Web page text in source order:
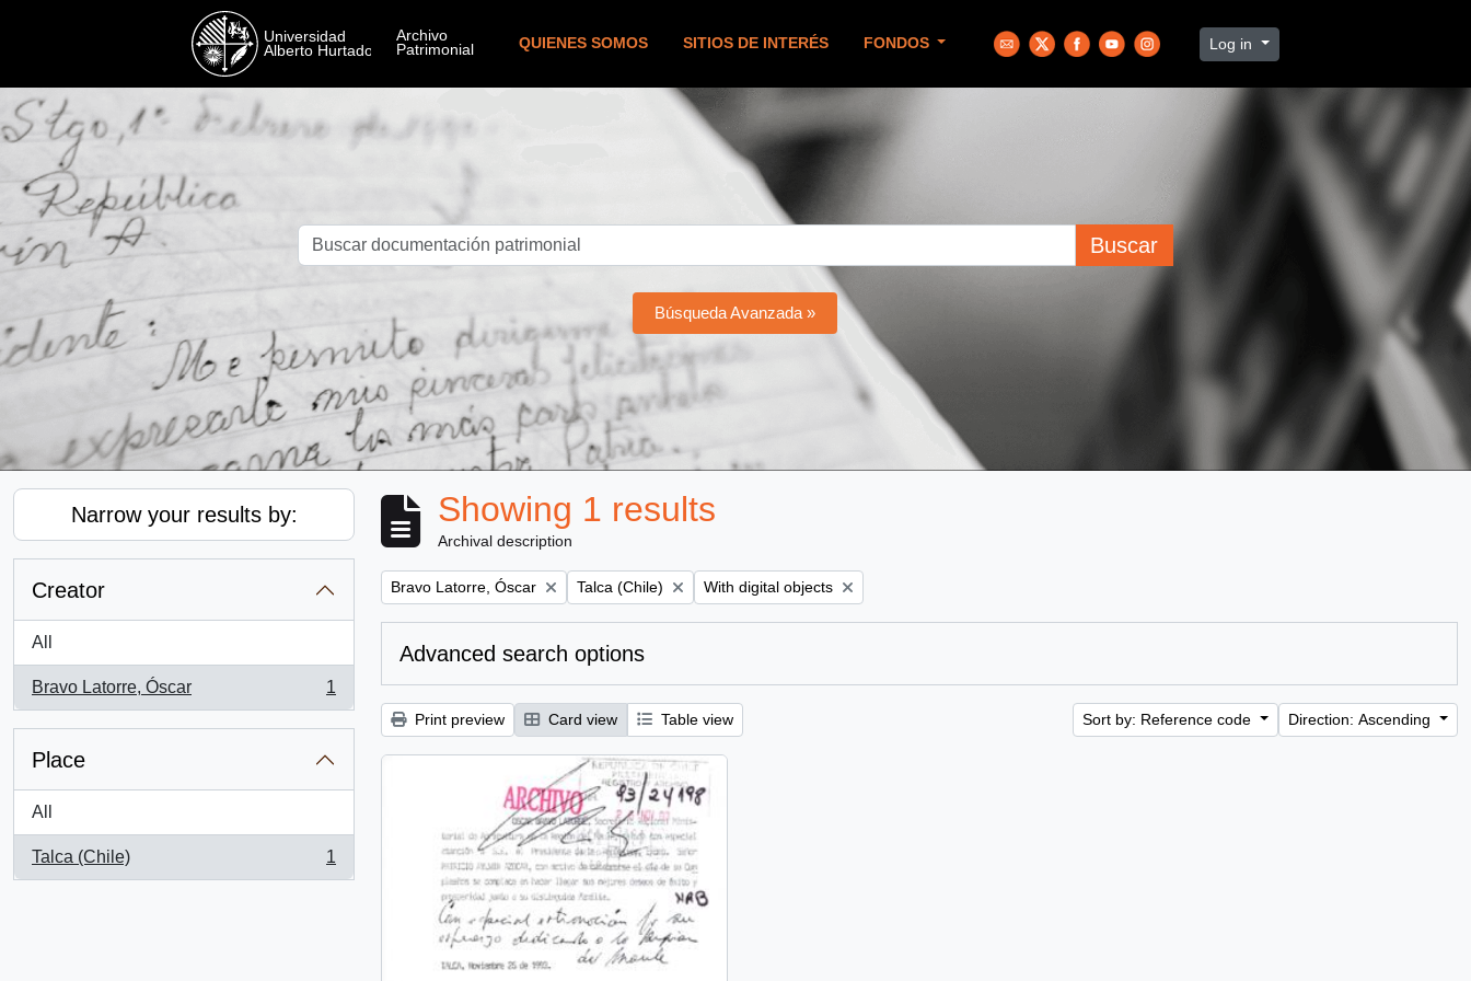
QUIENES SOMOS SITIOS DE INTERÉS FONDOS Log in
Buscar
Búsqueda Avanzada »
Narrow your results by:
Creator
All
Bravo Latorre, Óscar
, 1 results
1
Place
All
Talca (Chile)
, 1 results
1
Showing 1 results
Archival description
Remove filter:
Bravo Latorre, Óscar Remove filter:
Talca (Chile) Remove filter:
With digital objects
Advanced search options
Print preview Card view Table view Sort by: Reference code Direction: Ascending